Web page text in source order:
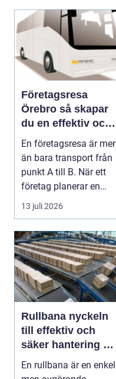
Företagsresa
Örebro så skapar
du en effektiv och
minnesvärd resa
En företagsresa är mer
än bara transport från
punkt A till B. När ett
företag planerar en
resa för m...
13 juli 2026
Rullbana nyckeln
till effektiv och
säker hantering av
gods
En rullbana är en enkel